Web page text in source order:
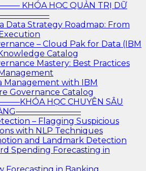
KHÓA HỌC QUẢN TRỊ DỮ
Data Strategy Roadmap: From
– Cloud Pak for Data (IBM
Catalog
Mastery: Best Practices
Management with IBM
Governance Catalog
HỌC CHUYÊN SÂU
– Flagging Suspicious
with NLP Techniques
and Landmark Detection
Spending Forecasting in